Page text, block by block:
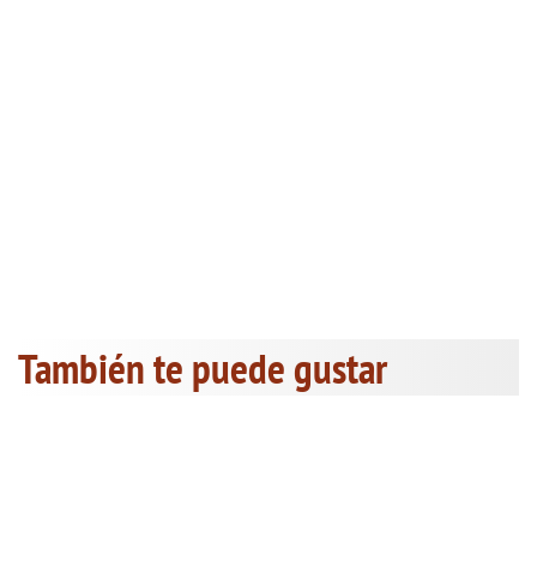
También te puede gustar